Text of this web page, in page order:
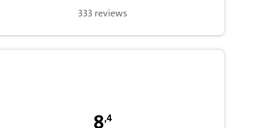
333 reviews
8,4 op basis van 325 waarderingen voor
8,4